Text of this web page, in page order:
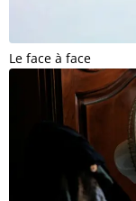
Le face à face